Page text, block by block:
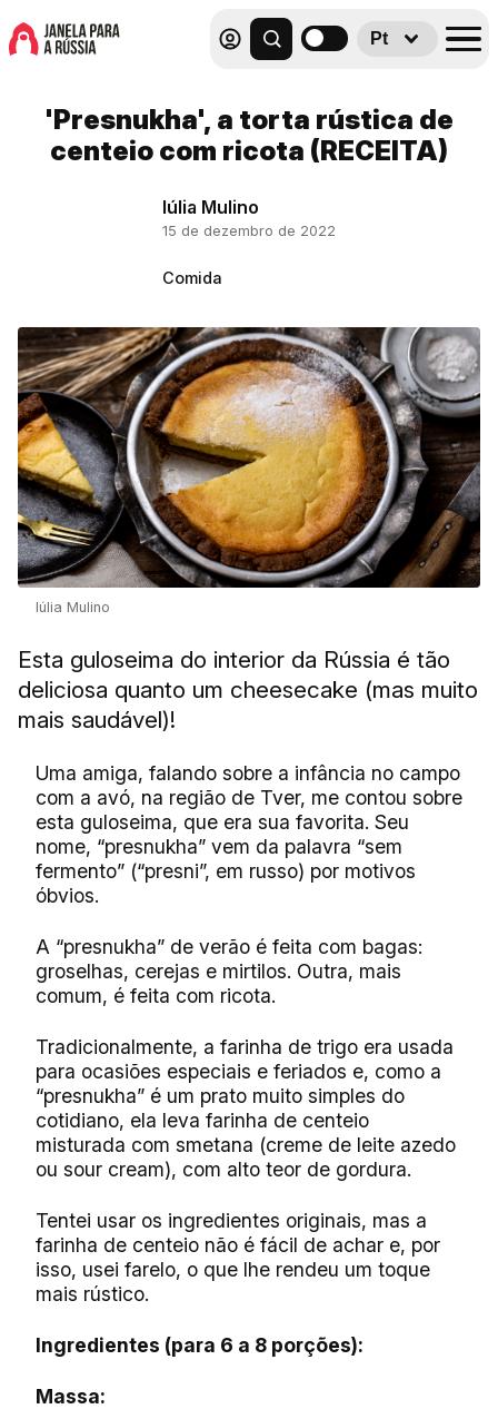
Pt
'Presnukha', a torta rústica de
centeio com ricota (RECEITA)
Iúlia Mulino
15 de dezembro de 2022
Comida
Iúlia Mulino
Esta guloseima do interior da Rússia é tão
deliciosa quanto um cheesecake (mas muito
mais saudável)!
Uma amiga, falando sobre a infância no campo
com a avó, na região de Tver, me contou sobre
esta guloseima, que era sua favorita. Seu
nome, “presnukha” vem da palavra “sem
fermento” (“presni”, em russo) por motivos
óbvios.
A “presnukha” de verão é feita com bagas:
groselhas, cerejas e mirtilos. Outra, mais
comum, é feita com ricota.
Tradicionalmente, a farinha de trigo era usada
para ocasiões especiais e feriados e, como a
“presnukha” é um prato muito simples do
cotidiano, ela leva farinha de centeio
misturada com smetana (creme de leite azedo
ou sour cream), com alto teor de gordura.
Tentei usar os ingredientes originais, mas a
farinha de centeio não é fácil de achar e, por
isso, usei farelo, o que lhe rendeu um toque
mais rústico.
Ingredientes (para 6 a 8 porções):
Massa: